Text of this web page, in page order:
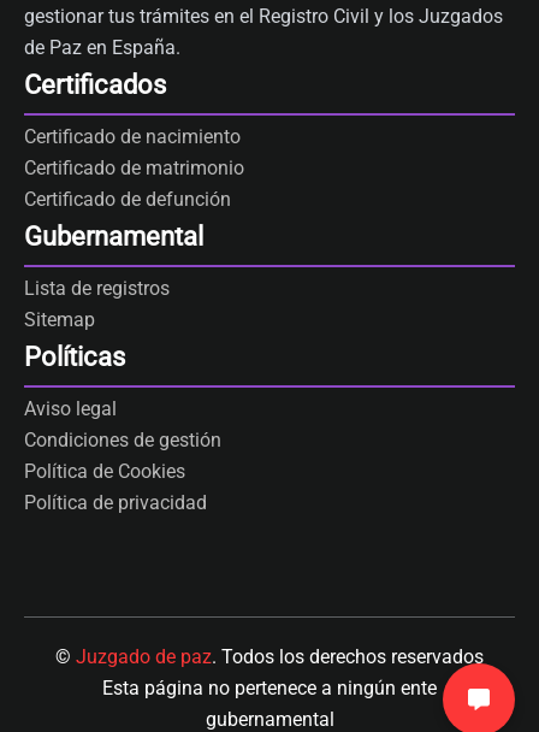
gestionar tus trámites en el Registro Civil y los Juzgados
de Paz en España.
Certificados
Certificado de nacimiento
Certificado de matrimonio
Certificado de defunción
Gubernamental
Lista de registros
Sitemap
Políticas
Aviso legal
Condiciones de gestión
Política de Cookies
Política de privacidad
© Juzgado de paz. Todos los derechos reservados
Esta página no pertenece a ningún ente
gubernamental